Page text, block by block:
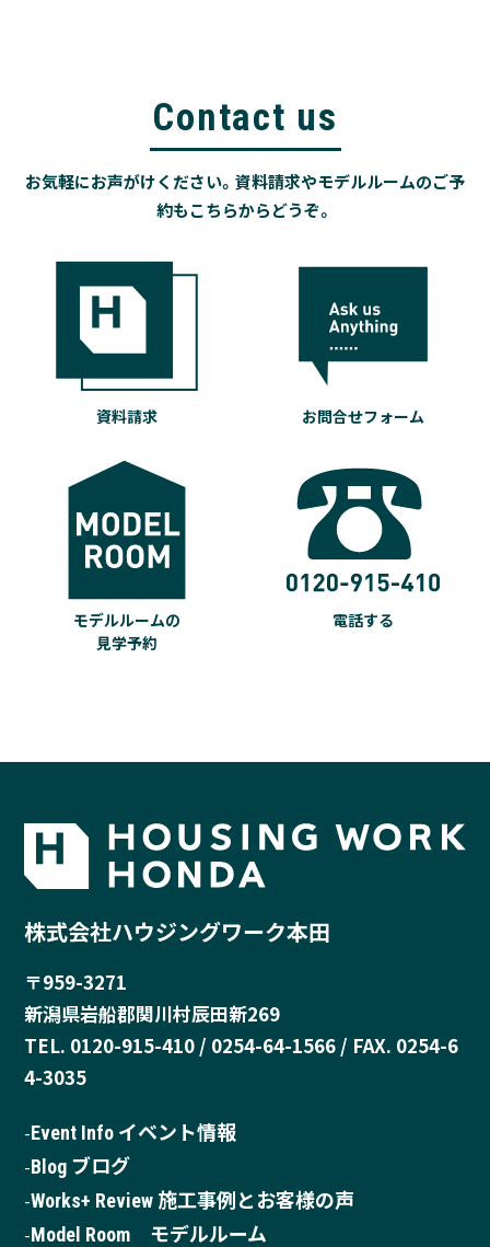
Contact us
お気軽にお声がけください。資料請求やモデルルームのご予
約もこちらからどうぞ。
資料請求 お問合せフォーム
モデルルームの
見学予約
電話する
株式会社ハウジングワーク本田
〒959-3271
新潟県岩船郡関川村辰田新269
TEL. 0120-915-410 / 0254-64-1566 / FAX. 0254-6
4-3035
Event Info イベント情報
Blog ブログ
Works+ Review 施工事例とお客様の声
Model Room モデルルーム